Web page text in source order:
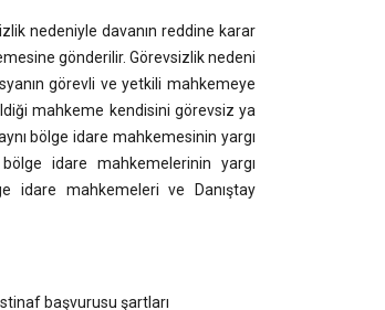
nedeniyle davanın reddine karar
gönderilir. Görevsizlik nedeni
görevli ve yetkili mahkemeye
mahkeme kendisini görevsiz ya
bölge idare mahkemesinin yargı
idare mahkemelerinin yargı
idare mahkemeleri ve Danıştay
başvurusu şartları